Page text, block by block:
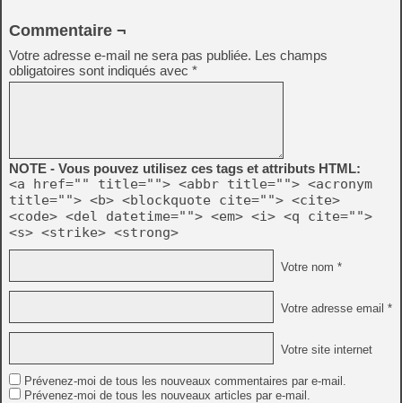
Commentaire ¬
Votre adresse e-mail ne sera pas publiée. Les champs
obligatoires sont indiqués avec *
NOTE - Vous pouvez utilisez ces tags et attributs HTML:
<a href="" title=""> <abbr title=""> <acronym
title=""> <b> <blockquote cite=""> <cite>
<code> <del datetime=""> <em> <i> <q cite="">
<s> <strike> <strong>
Votre nom *
Votre adresse email *
Votre site internet
Prévenez-moi de tous les nouveaux commentaires par e-mail.
Prévenez-moi de tous les nouveaux articles par e-mail.